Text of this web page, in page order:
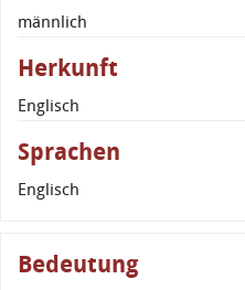
männlich
Herkunft
Englisch
Sprachen
Englisch
Bedeutung